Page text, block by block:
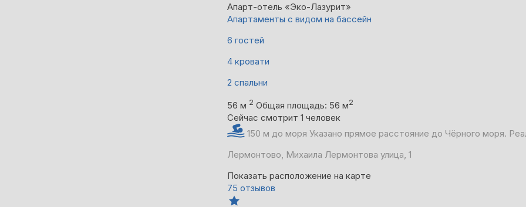
Апарт-отель «Эко-Лазурит»
Апартаменты с видом на бассейн
6 гостей
4 кровати
2 спальни
56 м 2 Общая площадь: 56 м2
Сейчас смотрит 1 человек
150 м до моря Указано прямое расстояние до Чёрного моря.
Лермонтово, Михаила Лермонтова улица, 1
Показать расположение на карте
75 отзывов